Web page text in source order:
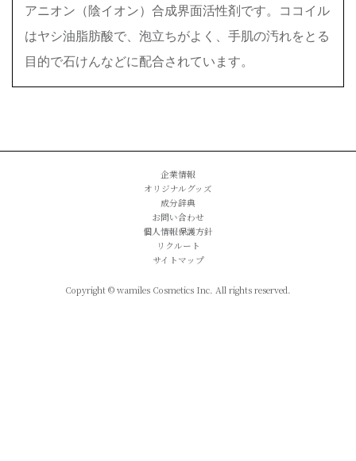
アニオン（陰イオン）合成界面活性剤です。ココイル
はヤシ油脂肪酸で、泡立ちがよく、手肌の汚れをとる
目的で石けんなどに配合されています。
企業情報
オリジナルグッズ
成分辞典
お問い合わせ
個人情報保護方針
リクルート
サイトマップ
Copyright © wamiles Cosmetics Inc. All rights reserved.